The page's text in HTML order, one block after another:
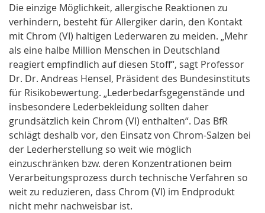
Die einzige Möglichkeit, allergische Reaktionen zu
verhindern, besteht für Allergiker darin, den Kontakt
mit Chrom (VI) haltigen Lederwaren zu meiden. „Mehr
als eine halbe Million Menschen in Deutschland
reagiert empfindlich auf diesen Stoff“, sagt Professor
Dr. Dr. Andreas Hensel, Präsident des Bundesinstituts
für Risikobewertung. „Lederbedarfsgegenstände und
insbesondere Lederbekleidung sollten daher
grundsätzlich kein Chrom (VI) enthalten“. Das BfR
schlägt deshalb vor, den Einsatz von Chrom-Salzen bei
der Lederherstellung so weit wie möglich
einzuschränken bzw. deren Konzentrationen beim
Verarbeitungsprozess durch technische Verfahren so
weit zu reduzieren, dass Chrom (VI) im Endprodukt
nicht mehr nachweisbar ist.